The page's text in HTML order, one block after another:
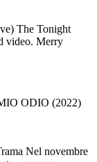
The Tonight
video. Merry
ODIO (2022)
Nel novembre